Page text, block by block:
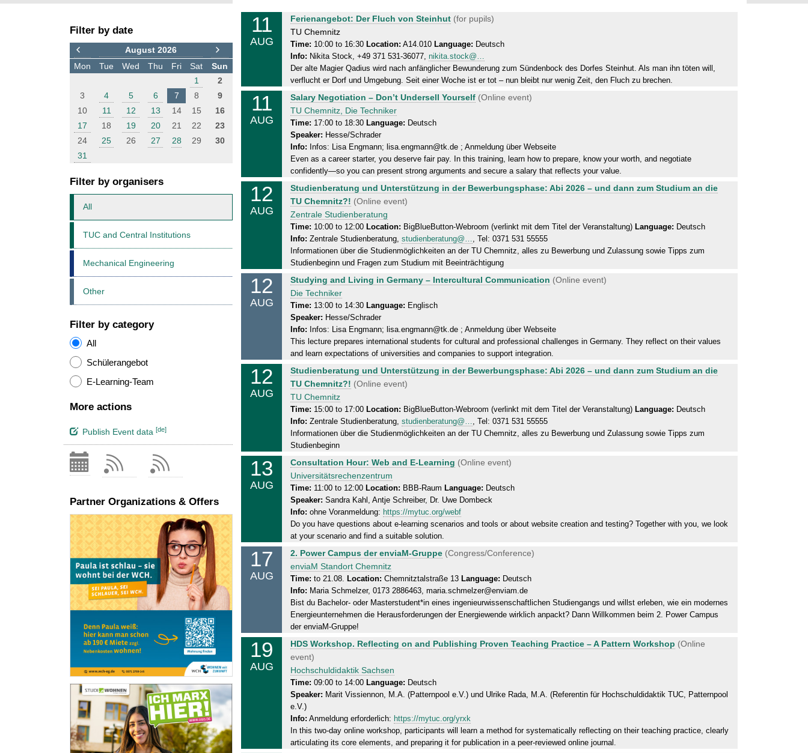
i
l
t
e
Filter by date
August 2026
Mon
Tue Wed Thu Fri Sat
Sun
1
2
3
4 5 6 7 8
9
10
11 12 13 14 15
16
17
18 19 20 21 22
23
24
25 26 27 28 29
30
31
Filter by organisers
All
TUC and Central Institutions
Mechanical Engineering
Other
Filter by category
All
Schülerangebot
E-Learning-Team
More actions
Publish Event data [de]
Partner Organizations & Offers
s
11
AUG
T
u
e
s
d
a
y
,
1
1
.
0
8
.
2
0
2
6
Ferienangebot: Der Fluch von Steinhut (for pupils)
TU Chemnitz
Time: 10:00 to 16:30 Location: A14.010 Language: Deutsch
Info: Nikita Stock, +49 371 531-36077, nikita.stock@…
Der alte Magier Qadius wird nach anfänglicher Bewunderung zum Sündenbock des Dorfes Steinhut. Als man ihn töten will,
verflucht er Dorf und Umgebung. Seit einer Woche ist er tot – nun bleibt nur wenig Zeit, den Fluch zu brechen.
11
AUG
T
u
e
s
d
a
y
,
1
1
0
8
.
2
0
2
6
Salary Negotiation – Don’t Undersell Yourself (Online event)
TU Chemnitz, Die Techniker
Time: 17:00 to 18:30 Language: Deutsch
Speaker: Hesse/Schrader
Info: Infos: Lisa Engmann; lisa.engmann@tk.de ; Anmeldung über Webseite
Even as a career starter, you deserve fair pay. In this training, learn how to prepare, know your worth, and negotiate
confidently—so you can present strong arguments and secure a salary that reflects your value.
12
AUG
W
e
d
n
e
s
d
a
y
,
1
2
0
8
2
0
2
6
Studienberatung und Unterstützung in der Bewerbungsphase: Abi 2026 – und dann zum Studium an die
TU Chemnitz?! (Online event)
Zentrale Studienberatung
Time: 10:00 to 12:00 Location: BigBlueButton-Webroom (verlinkt mit dem Titel der Veranstaltung) Language: Deutsch
Info: Zentrale Studienberatung, studienberatung@…, Tel: 0371 531 55555
Informationen über die Studienmöglichkeiten an der TU Chemnitz, alles zu Bewerbung und Zulassung sowie Tipps zum
Studienbeginn und Fragen zum Studium mit Beeinträchtigung
12
AUG
W
e
d
n
e
s
d
a
y
1
2
.
0
8
.
2
0
2
Studying and Living in Germany – Intercultural Communication (Online event)
Die Techniker
Time: 13:00 to 14:30 Language: Englisch
Speaker: Hesse/Schrader
Info: Infos: Lisa Engmann; lisa.engmann@tk.de ; Anmeldung über Webseite
This lecture prepares international students for cultural and professional challenges in Germany. They reflect on their values
and learn expectations of universities and companies to support integration.
12
AUG
W
e
d
n
e
s
d
a
y
,
1
2
.
0
8
.
2
0
2
Studienberatung und Unterstützung in der Bewerbungsphase: Abi 2026 – und dann zum Studium an die
TU Chemnitz?! (Online event)
TU Chemnitz
Time: 15:00 to 17:00 Location: BigBlueButton-Webroom (verlinkt mit dem Titel der Veranstaltung) Language: Deutsch
Info: Zentrale Studienberatung, studienberatung@…, Tel: 0371 531 55555
Informationen über die Studienmöglichkeiten an der TU Chemnitz, alles zu Bewerbung und Zulassung sowie Tipps zum
Studienbeginn
13
AUG
T
h
u
r
s
d
a
y
,
1
3
.
0
.
2
0
2
6
Consultation Hour: Web and E-Learning (Online event)
Universitätsrechenzentrum
Time: 11:00 to 12:00 Location: BBB-Raum Language: Deutsch
Speaker: Sandra Kahl, Antje Schreiber, Dr. Uwe Dombeck
Info: ohne Voranmeldung: https://mytuc.org/webf
Do you have questions about e-learning scenarios and tools or about website creation and testing? Together with you, we look
at your scenario and find a suitable solution.
17
AUG
M
o
n
d
a
y
,
2
1
.
0
8
.
2
2. Power Campus der enviaM-Gruppe (Congress/Conference)
enviaM Standort Chemnitz
Time: to 21.08. Location: Chemnitztalstraße 13 Language: Deutsch
Info: Maria Schmelzer, 0173 2886463, maria.schmelzer@enviam.de
Bist du Bachelor- oder Masterstudent*in eines ingenieurwissenschaftlichen Studiengangs und willst erleben, wie ein modernes
Energieunternehmen die Herausforderungen der Energiewende wirklich anpackt? Dann Willkommen beim 2. Power Campus
der enviaM-Gruppe!
19
AUG
W
e
d
n
e
s
d
a
HDS Workshop. Reflecting on and Publishing Proven Teaching Practice – A Pattern Workshop (Online
event)
Hochschuldidaktik Sachsen
Time: 09:00 to 14:00 Language: Deutsch
Speaker: Marit Vissiennon, M.A. (Patternpool e.V.) und Ulrike Rada, M.A. (Referentin für Hochschuldidaktik TUC, Patternpool
e.V.)
Info: Anmeldung erforderlich: https://mytuc.org/yrxk
In this two-day online workshop, participants will learn a method for systematically reflecting on their teaching practice, clearly
articulating its core elements, and preparing it for publication in a peer-reviewed online journal.